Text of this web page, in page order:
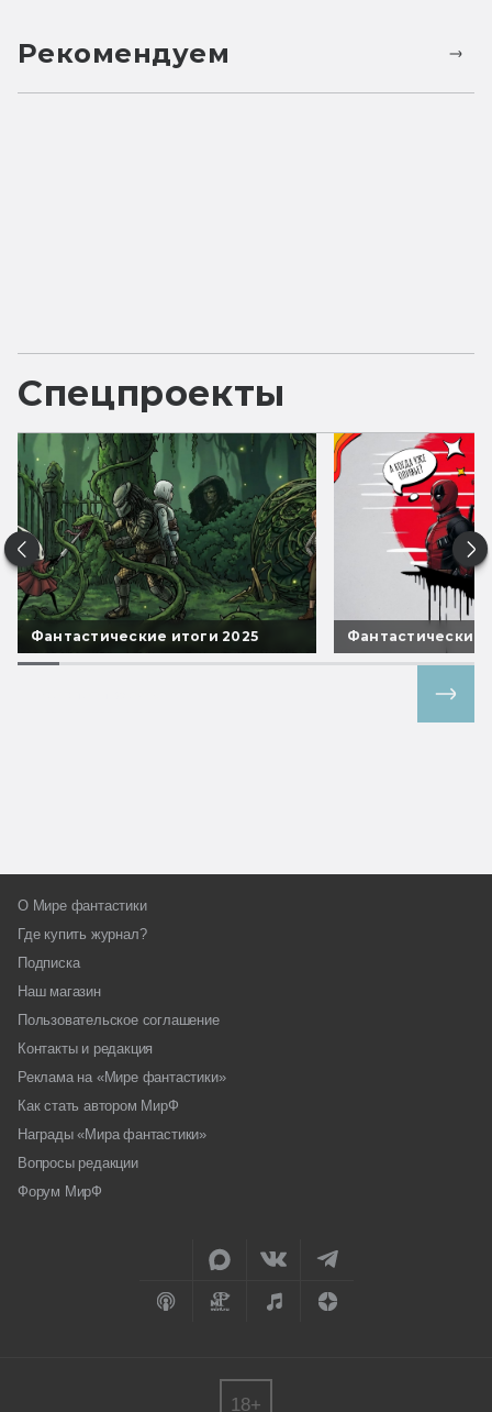
Рекомендуем
Спецпроекты
Фантастические итоги 2025 Фантастические
О Мире фантастики
Где купить журнал?
Подписка
Наш магазин
Пользовательское соглашение
Контакты и редакция
Реклама на «Мире фантастики»
Как стать автором МирФ
Награды «Мира фантастики»
Вопросы редакции
Форум МирФ
18+